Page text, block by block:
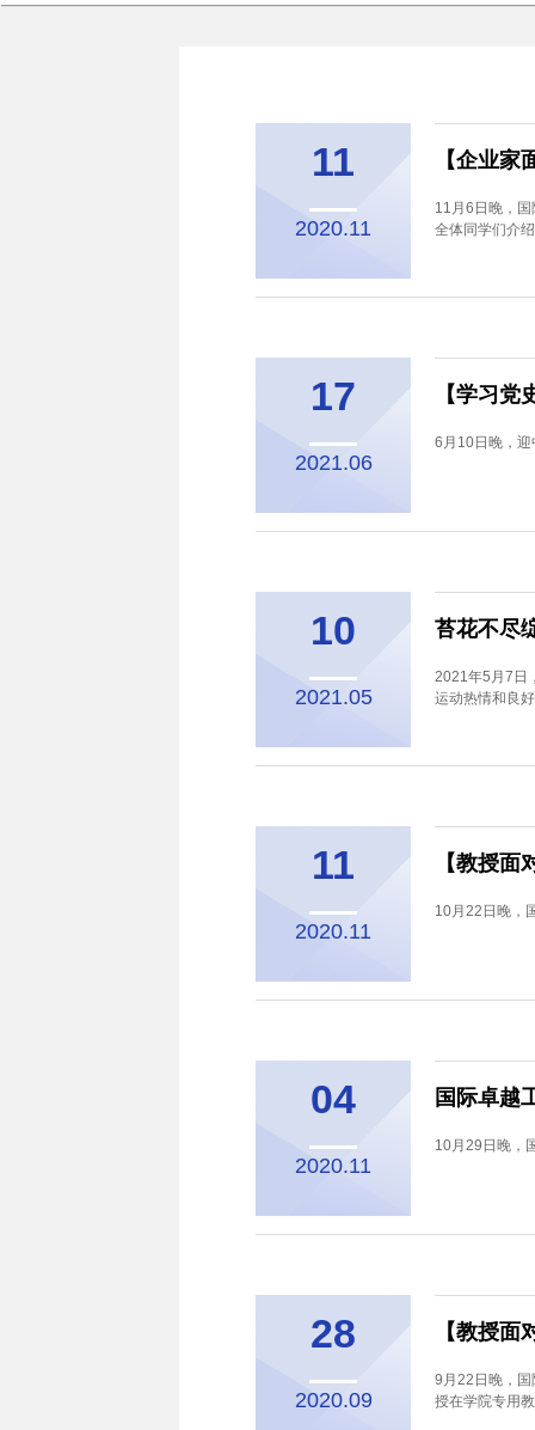
11
2020.11
【企业
11月6日晚，
全体同学们介
17
2021.06
【学习
6月10日晚，
10
2021.05
苔花不尽
2021年5月7日
运动热情和良
11
2020.11
【教授
10月22日晚，
04
2020.11
国际卓越
10月29日晚，
28
2020.09
【教授
9月22日晚，国
授在学院专用